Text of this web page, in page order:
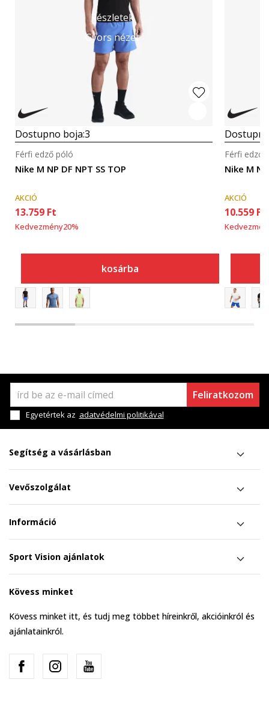
Részletek
Gyors nézet
Dostupno boja:3
Nike M NP DF NPT SS TOP
Férfi edző póló
AKCIÓ
13.759 Ft
Kedvezmény20%
kosárba
Nike M NK
Férfi edző
AKCIÓ
10.559 Ft
Feliratkozom
Egyetértek az adatvédelmi politikával
Segítség a vásárlásban
Vevőszolgálat
Információ
Sport Vision ajánlatok
Kövess minket
Kövess minket itt, és tudj meg többet híreinkről, akcióinkról és
ajánlatainkról.